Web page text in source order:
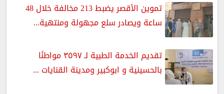
تموين الأقصر يضبط 213 مخالفة خلال 48
ساعة ويصادر سلع مجهولة ومنتهية...
تقديم الخدمة الطبية لـ ٣٥٩٧ مواطنًا
بالحسينية و ابوكبير ومدينة القنايات ...